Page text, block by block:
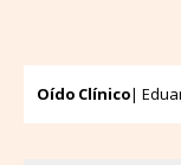
Oído Clínico|